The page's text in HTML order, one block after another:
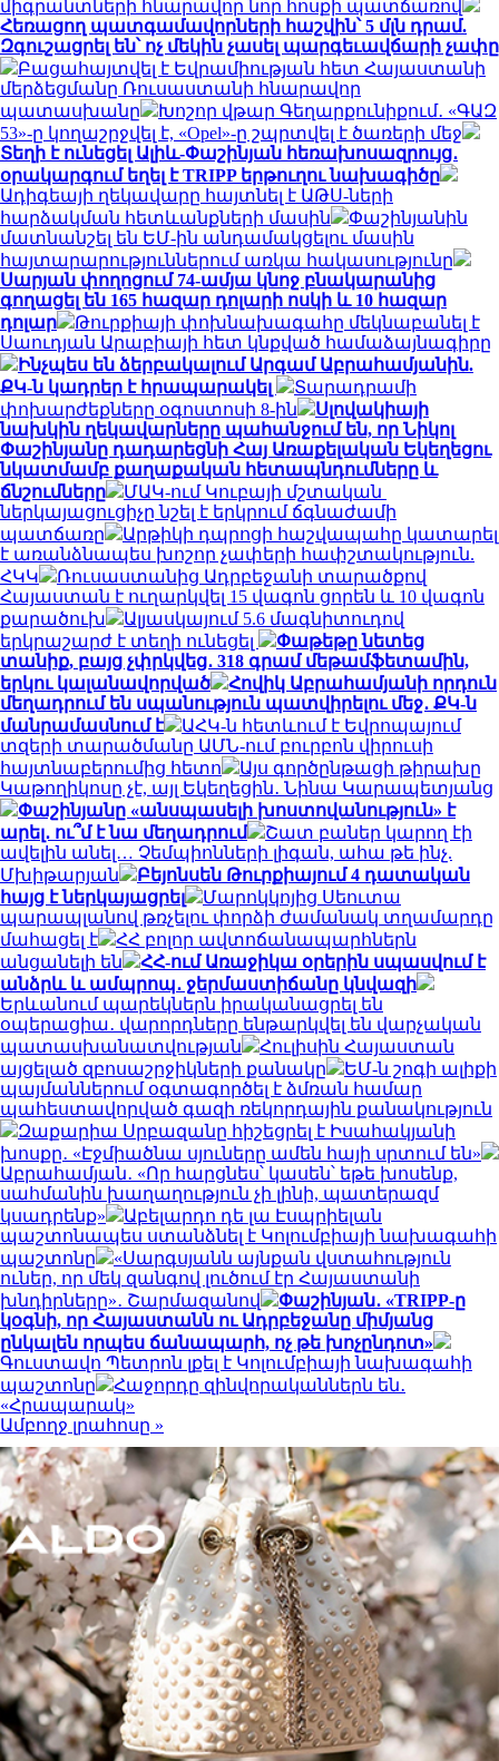
միգրանտների հնարավոր նոր հոսքի պատճառով
Հեռացող պատգամավորների հաշվին՝ 5 մլն դրամ.
Զգուշացրել են՝ ոչ մեկին չասել պարգեւավճարի չափը
Բացահայտվել է Եվրամիության հետ Հայաստանի
մերձեցմանը Ռուսաստանի հնարավոր
պատասխանը
Խոշոր վթար Գեղարքունիքում․ «ԳԱԶ
53»-ը կողաշրջվել է, «Opel»-ը շպրտվել է ծառերի մեջ
Տեղի է ունեցել Ալիև-Փաշինյան հեռախոսազրույց․
օրակարգում եղել է TRIPP երթուղու նախագիծը
Ադիգեայի ղեկավարը հայտնել է ԱԹՍ-ների
հարձակման հետևանքների մասին
Փաշինյանին
մատնանշել են ԵՄ-ին անդամակցելու մասին
հայտարարություններում առկա հակասությունը
Սարյան փողոցում 74-ամյա կնոջ բնակարանից
գողացել են 165 հազար դոլարի ոսկի և 10 հազար
դոլար
Թուրքիայի փոխնախագահը մեկնաբանել է
Սաուդյան Արաբիայի հետ կնքված համաձայնագիրը
Ինչպես են ձերբակալում Արգամ Աբրահամյանին.
ՔԿ-ն կադրեր է հրապարակել
Տարադրամի
փոխարժեքները օգոստոսի 8-ին
Սլովակիայի
նախկին ղեկավարները պահանջում են, որ Նիկոլ
Փաշինյանը դադարեցնի Հայ Առաքելական Եկեղեցու
նկատմամբ քաղաքական հետապնդումները և
ճնշումները
ՄԱԿ-ում Կուբայի մշտական ​​
ներկայացուցիչը նշել է երկրում ճգնաժամի
պատճառը
Արթիկի դպրոցի հաշվապահը կատարել
է առանձնապես խոշոր չափերի հափշտակություն.
ՀԿԿ
Ռուսաստանից Ադրբեջանի տարածքով
Հայաստան է ուղարկվել 15 վագոն ցորեն և 10 վագոն
քարածուխ
Ալյասկայում 5.6 մագնիտուդով
երկրաշարժ է տեղի ունեցել
Փաթեթը նետեց
տանիք, բայց չփրկվեց․ 318 գրամ մեթամֆետամին,
երկու կալանավորված
Հովիկ Աբրահամյանի որդուն
մեղադրում են սպանություն պատվիրելու մեջ․ ՔԿ-ն
մանրամասնում է
ԱՀԿ-ն հետևում է Եվրոպայում
տզերի տարածմանը ԱՄՆ-ում բուրբոն վիրուսի
հայտնաբերումից հետո
Այս գործընթացի թիրախը
Կաթողիկոսը չէ, այլ Եկեղեցին․ Նինա Կարապետյանց
Փաշինյանը «անսպասելի խոստովանություն» է
արել․ ու՞մ է նա մեղադրում
Շատ բաներ կարող էի
ավելին անել… Չեմպիոնների լիգան, ահա թե ինչ.
Մխիթարյան
Բեյոնսեն Թուրքիայում 4 դատական
հայց է ներկայացրել
Մարոկկոյից Սեուտա
պարապլանով թռչելու փորձի ժամանակ տղամարդը
մահացել է
ՀՀ բոլոր ավտոճանապարհներն
անցանելի են
ՀՀ-ում Առաջիկա օրերին սպասվում է
անձրև և ամպրոպ․ ջերմաստիճանը կնվազի
Երևանում պարեկներն իրականացրել են
օպերացիա․ վարորդները ենթարկվել են վարչական
պատասխանատվության
Հուլիսին Հայաստան
այցելած զբոսաշրջիկների քանակը
ԵՄ-ն շոգի ալիքի
պայմաններում օգտագործել է ձմռան համար
պահեստավորված գազի ռեկորդային քանակություն
Զաքարիա Սրբազանը հիշեցրել է Իսահակյանի
խոսքը․ «Էջմիածնա սյուները ամեն հայի սրտում են»
Աբրահամյան․ «Որ հարցնես՝ կասեն՝ եթե խոսենք,
սահմանին խաղաղություն չի լինի, պատերազմ
կսադրենք»
Աբելարդո դե լա Էսպրիելան
պաշտոնապես ստանձնել է Կոլումբիայի նախագահի
պաշտոնը
«Սարգսյանն այնքան վստահություն
ուներ, որ մեկ զանգով լուծում էր Հայաստանի
խնդիրները»․ Շարմազանով
Փաշինյան․ «TRIPP-ը
կօգնի, որ Հայաստանն ու Ադրբեջանը միմյանց
ընկալեն որպես ճանապարհ, ոչ թե խոչընդոտ»
Գուստավո Պետրոն լքել է Կոլումբիայի նախագահի
պաշտոնը
Հաջորդը զինվորականներն են․
«Հրապարակ»
Ամբողջ լրահոսը »